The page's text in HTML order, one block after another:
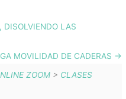
DISOLVIENDO LAS
MOVILIDAD DE CADERAS
ZOOM > CLASES